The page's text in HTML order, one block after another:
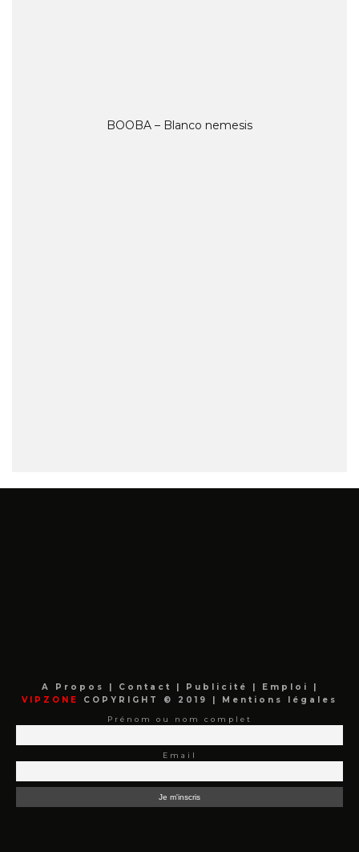
BOOBA – Blanco nemesis
A Propos | Contact | Publicité | Emploi
|
VIPZONE
COPYRIGHT © 2019 | Mentions légales
Prénom ou nom complet
Email